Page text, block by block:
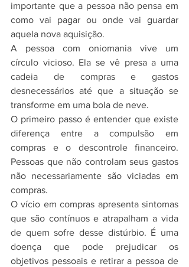
importante que a pessoa não pensa em
como vai pagar ou onde vai guardar
aquela nova aquisição.
A pessoa com oniomania vive um
círculo vicioso. Ela se vê presa a uma
cadeia de compras e gastos
desnecessários até que a situação se
transforme em uma bola de neve.
O primeiro passo é entender que existe
diferença entre a compulsão em
compras e o descontrole financeiro.
Pessoas que não controlam seus gastos
não necessariamente são viciadas em
compras.
O vício em compras apresenta sintomas
que são contínuos e atrapalham a vida
de quem sofre desse distúrbio. É uma
doença que pode prejudicar os
objetivos pessoais e retirar a pessoa de